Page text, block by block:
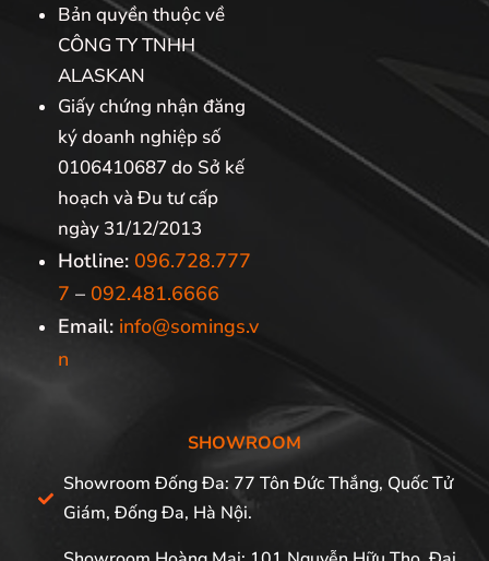
Bản quyền thuộc về
CÔNG TY TNHH
ALASKAN
Giấy chứng nhận đăng
ký doanh nghiệp số
0106410687 do Sở kế
hoạch và Đu tư cấp
ngày 31/12/2013
Hotline: 096.728.777
7 – 092.481.6666
Email: info@somings.v
n
SHOWROOM
Showroom Đống Đa: 77 Tôn Đức Thắng, Quốc Tử
Giám, Đống Đa, Hà Nội.